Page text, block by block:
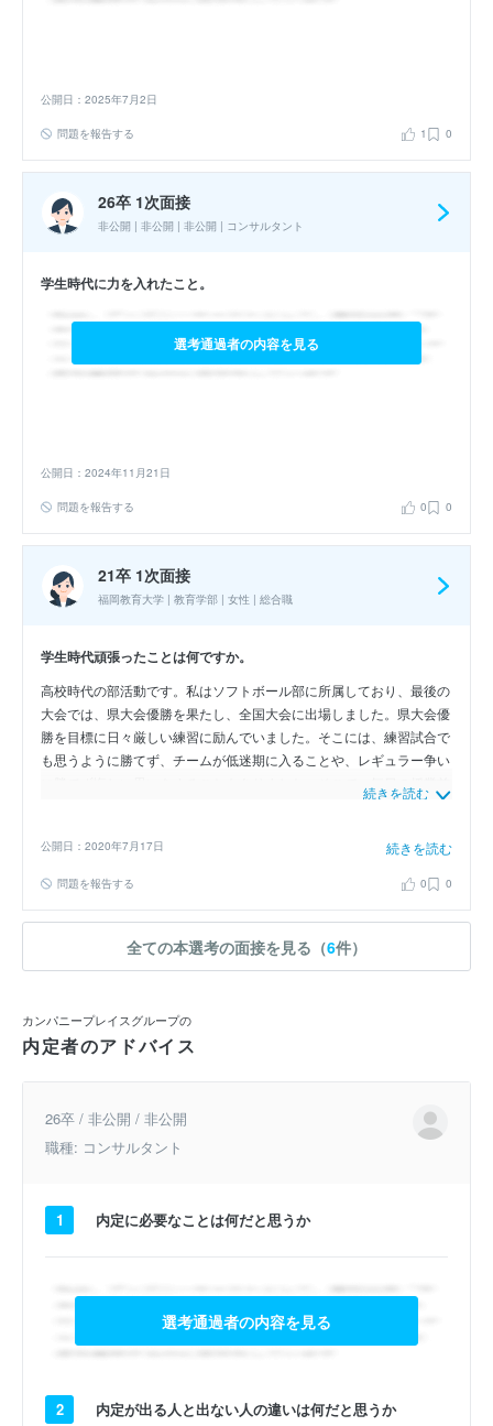
公開日：2025年7月2日
問題を報告する 1 0
26卒 1次面接
非公開 | 非公開 | 非公開 | コンサルタント
学生時代に力を入れたこと。
選考通過者の内容を見る
公開日：2024年11月21日
問題を報告する 0 0
21卒 1次面接
福岡教育大学 | 教育学部 | 女性 | 総合職
学生時代頑張ったことは何ですか。
高校時代の部活動です。私はソフトボール部に所属しており、最後の
大会では、県大会優勝を果たし、全国大会に出場しました。県大会優
勝を目標に日々厳しい練習に励んでいました。そこには、練習試合で
も思うように勝てず、チームが低迷期に入ることや、レギュラー争い
に自主練習をしたり、チームメイトと戦略を練ったりして県大会に臨
チームが相手でしたが、日々の努力の成果を発揮し、県大会優勝を果
たし、全国大会に出場するという成果をあげることができました。目
とは、今でも私の誇りです。
続きを読む
公開日：2020年7月17日 続きを読む
問題を報告する 0 0
全ての本選考の面接を見る（6件）
カンパニープレイスグループの
内定者のアドバイス
26卒 / 非公開 / 非公開
職種: コンサルタント
1 内定に必要なことは何だと思うか
選考通過者の内容を見る
2 内定が出る人と出ない人の違いは何だと思うか